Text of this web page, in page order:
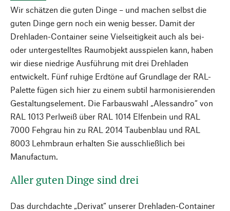
Wir schätzen die guten Dinge – und machen selbst die
guten Dinge gern noch ein wenig besser. Damit der
Drehladen-Container seine Vielseitigkeit auch als bei-
oder untergestelltes Raumobjekt ausspielen kann, haben
wir diese niedrige Ausführung mit drei Drehladen
entwickelt. Fünf ruhige Erdtöne auf Grundlage der RAL-
Palette fügen sich hier zu einem subtil harmonisierenden
Gestaltungselement. Die Farbauswahl „Alessandro“ von
RAL 1013 Perlweiß über RAL 1014 Elfenbein und RAL
7000 Fehgrau hin zu RAL 2014 Taubenblau und RAL
8003 Lehmbraun erhalten Sie ausschließlich bei
Manufactum.
Aller guten Dinge sind drei
Das durchdachte „Derivat“ unserer Drehladen-Container